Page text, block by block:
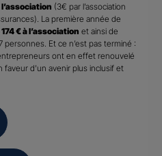
(3€ par l’association
La première année de
€ à l’association et ainsi de
personnes. Et ce n’est pas terminé :
ont en effet renouvelé
d’un avenir plus inclusif et